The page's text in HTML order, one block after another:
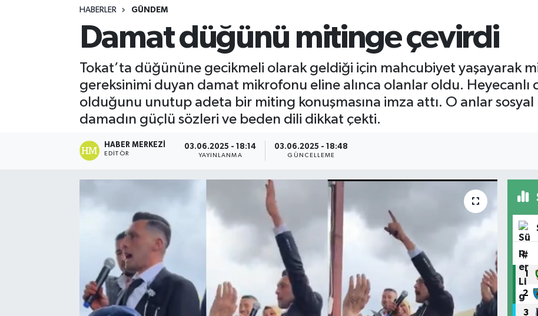
HABERLER GÜNDEM
Damat düğünü mitinge çevirdi
Tokat’ta düğününe gecikmeli olarak geldiği için mahcubiyet yaşayarak
gereksinimi duyan damat mikrofonu eline alınca olanlar oldu.
olduğunu unutup adeta bir miting konuşmasına imza attı. O anlar
damadın güçlü sözleri ve beden dili dikkat çekti.
HABER MERKEZI
EDITÖR
03.06.2025 - 18:14
YAYINLANMA
03.06.2025 - 18:48
GÜNCELLEME
#
1
2
3
Kültür - Sanat
Lider Haber TV Canlı Yayın izle